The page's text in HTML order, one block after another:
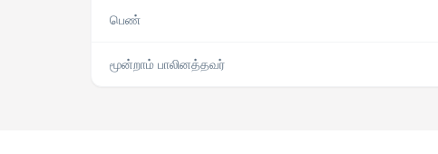
பெண்
மூன்றாம் பாலினத்தவர்